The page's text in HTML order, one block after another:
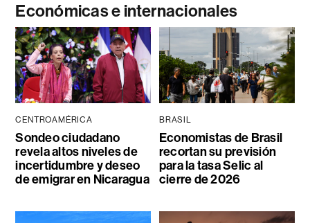
Económicas e internacionales
CENTROAMÉRICA
Sondeo ciudadano
revela altos niveles de
incertidumbre y deseo
de emigrar en Nicaragua
BRASIL
Economistas de Brasil
recortan su previsión
para la tasa Selic al
cierre de 2026